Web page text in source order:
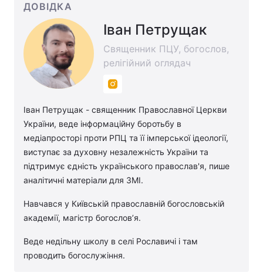
ДОВІДКА
Іван Петрущак
Священник ПЦУ, богослов,
релігійний оглядач
Іван Петрущак - священник Православної Церкви
України, веде інформаційну боротьбу в
медіапросторі проти РПЦ та її імперської ідеології,
виступає за духовну незалежність України та
підтримує єдність українського православ'я, пише
аналітичні матеріали для ЗМІ.
Навчався у Київській православній богословській
академії, магістр богословʼя.
Веде недільну школу в селі Рославичі і там
проводить богослужіння.